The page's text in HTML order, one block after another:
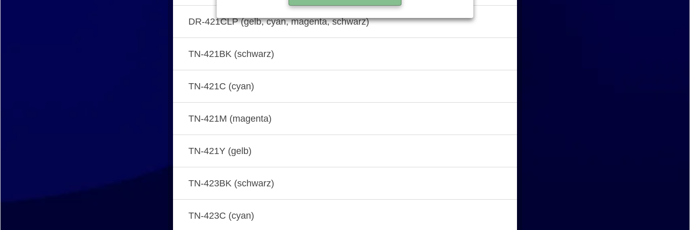
DR-421CLP (gelb, cyan, magenta, schwarz)
TN-421BK (schwarz)
TN-421C (cyan)
TN-421M (magenta)
TN-421Y (gelb)
TN-423BK (schwarz)
TN-423C (cyan)